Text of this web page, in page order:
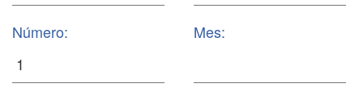
Número: Mes: